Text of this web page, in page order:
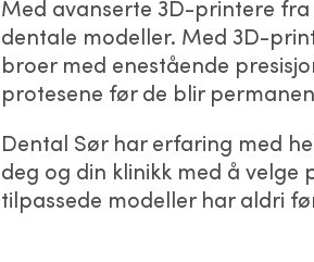
Med avanserte 3D-printere
dentale modeller. Med 3D-
broer med enestående
protesene før de blir
Dental Sør har erfaring med
deg og din klinikk med å
tilpassede modeller har aldri